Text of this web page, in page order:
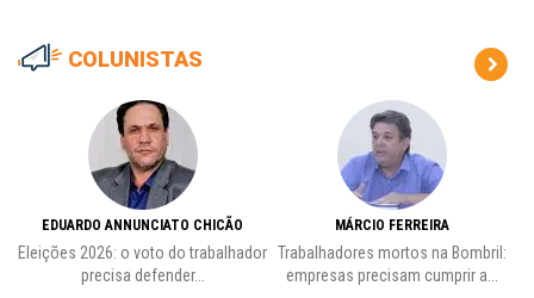
COLUNISTAS
EDUARDO ANNUNCIATO CHICÃO
Eleições 2026: o voto do trabalhador
precisa defender...
MÁRCIO FERREIRA
Trabalhadores mortos na Bombril:
empresas precisam cumprir a...